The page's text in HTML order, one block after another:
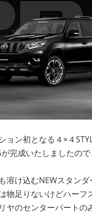
ョン初となる４×４
完成いたしましたの
溶け込むNEWスタンダ
物足りないけどハーフ
ヤのセンターパート